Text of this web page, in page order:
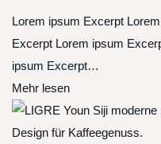
Lorem ipsum Excerpt
Excerpt Lorem ipsum
ipsum Excerpt…
Mehr lesen